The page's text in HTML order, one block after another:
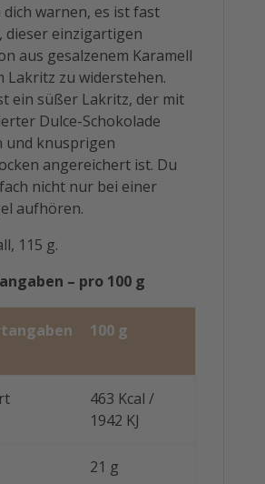
warnen, es ist fast
dieser einzigartigen
aus gesalzenem Karamell
Lakritz zu widerstehen.
ein süßer Lakritz, der mit
Dulce-Schokolade
und knusprigen
angereichert ist. Du
nicht nur bei einer
aufhören.
115 g.
– pro 100 g
100 g
463 Kcal /
1942 KJ
21 g